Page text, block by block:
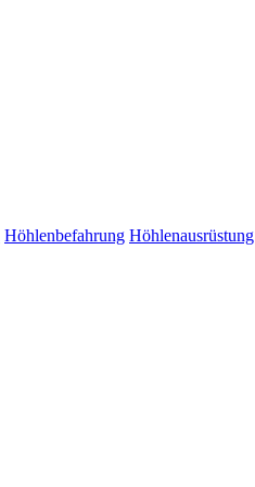
Höhlenbefahrung Höhlenausrüstung